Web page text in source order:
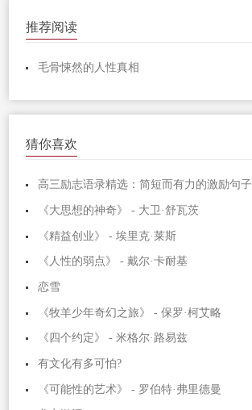
推荐阅读
毛骨悚然的人性真相
猜你喜欢
高三励志语录精选：简短而有力的激励句子
《大思想的神奇》 - 大卫·舒瓦茨
《精益创业》 - 埃里克·莱斯
《人性的弱点》 - 戴尔·卡耐基
恋雪
《牧羊少年奇幻之旅》 - 保罗·柯艾略
《四个约定》 - 米格尔·路易兹
有文化有多可怕?
《可能性的艺术》 - 罗伯特·弗里德曼